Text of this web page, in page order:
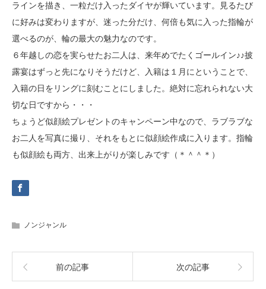
ラインを描き、一粒だけ入ったダイヤが輝いています。見るたび
に好みは変わりますが、迷った分だけ、何倍も気に入った指輪が
選べるのが、輪の最大の魅力なのです。
６年越しの恋を実らせたお二人は、来年めでたくゴールイン♪♪披
露宴はずっと先になりそうだけど、入籍は１月にということで、
入籍の日をリングに刻むことにしました。絶対に忘れられない大
切な日ですから・・・
ちょうど似顔絵プレゼントのキャンペーン中なので、ラブラブな
お二人を写真に撮り、それをもとに似顔絵作成に入ります。指輪
も似顔絵も両方、出来上がりが楽しみです（＊＾＾＊）
ノンジャンル
前の記事 次の記事